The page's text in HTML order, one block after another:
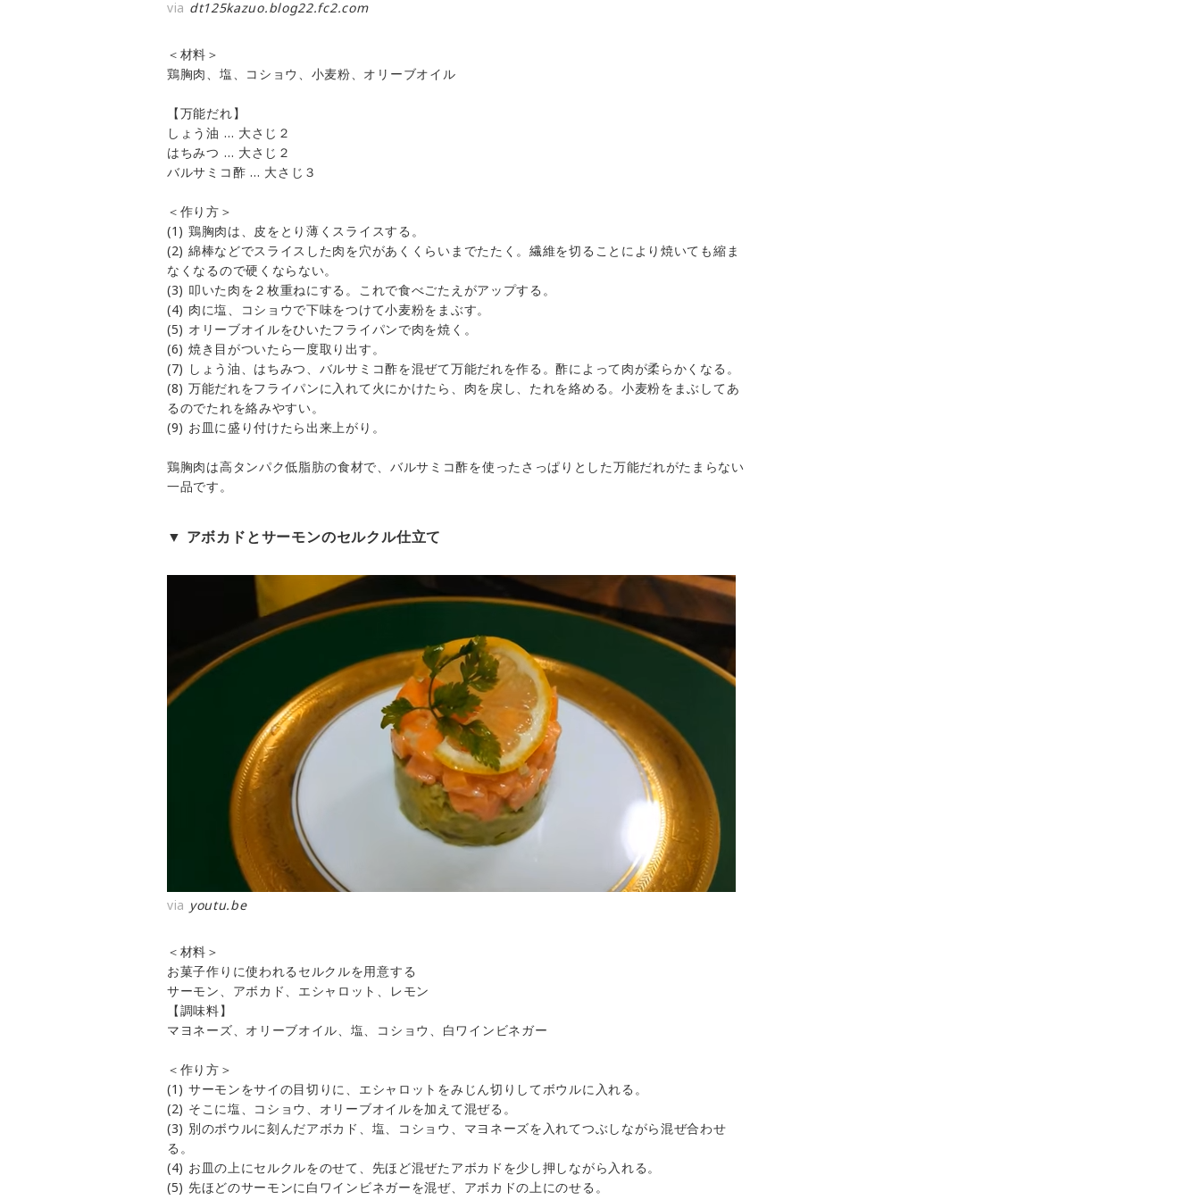
via dt125kazuo.blog22.fc2.com
＜材料＞
鶏胸肉、塩、コショウ、小麦粉、オリーブオイル
【万能だれ】
しょう油 … 大さじ２
はちみつ … 大さじ２
バルサミコ酢 … 大さじ３
＜作り方＞
(1) 鶏胸肉は、皮をとり薄くスライスする。
(2) 綿棒などでスライスした肉を穴があくくらいまでたたく。繊維を切ることにより焼いても縮ま
なくなるので硬くならない。
(3) 叩いた肉を２枚重ねにする。これで食べごたえがアップする。
(4) 肉に塩、コショウで下味をつけて小麦粉をまぶす。
(5) オリーブオイルをひいたフライパンで肉を焼く。
(6) 焼き目がついたら一度取り出す。
(7) しょう油、はちみつ、バルサミコ酢を混ぜて万能だれを作る。酢によって肉が柔らかくなる。
(8) 万能だれをフライパンに入れて火にかけたら、肉を戻し、たれを絡める。小麦粉をまぶしてあ
るのでたれを絡みやすい。
(9) お皿に盛り付けたら出来上がり。
鶏胸肉は高タンパク低脂肪の食材で、バルサミコ酢を使ったさっぱりとした万能だれがたまらない
一品です。
▼ アボカドとサーモンのセルクル仕立て
via youtu.be
＜材料＞
お菓子作りに使われるセルクルを用意する
サーモン、アボカド、エシャロット、レモン
【調味料】
マヨネーズ、オリーブオイル、塩、コショウ、白ワインビネガー
＜作り方＞
(1) サーモンをサイの目切りに、エシャロットをみじん切りしてボウルに入れる。
(2) そこに塩、コショウ、オリーブオイルを加えて混ぜる。
(3) 別のボウルに刻んだアボカド、塩、コショウ、マヨネーズを入れてつぶしながら混ぜ合わせ
る。
(4) お皿の上にセルクルをのせて、先ほど混ぜたアボカドを少し押しながら入れる。
(5) 先ほどのサーモンに白ワインビネガーを混ぜ、アボカドの上にのせる。